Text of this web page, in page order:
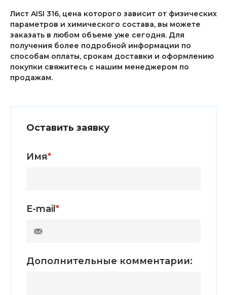
Лист AISI 316, цена которого зависит от физических
параметров и химического состава, вы можете
заказать в любом объеме уже сегодня. Для
получения более подробной информации по
способам оплаты, срокам доставки и оформлению
покупки свяжитесь с нашим менеджером по
продажам.
Оставить заявку
Имя*
E-mail *
Дополнительные комментарии: